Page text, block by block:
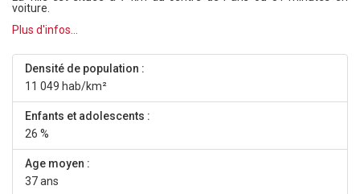
voiture.
Plus d'infos...
Densité de population :
11 049 hab/km²
Enfants et adolescents :
26 %
Age moyen :
37 ans